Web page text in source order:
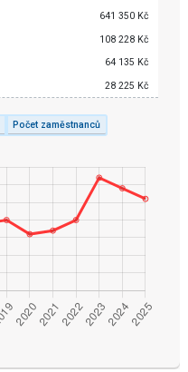
641 350 Kč
108 228 Kč
64 135 Kč
28 225 Kč
Počet zaměstnanců